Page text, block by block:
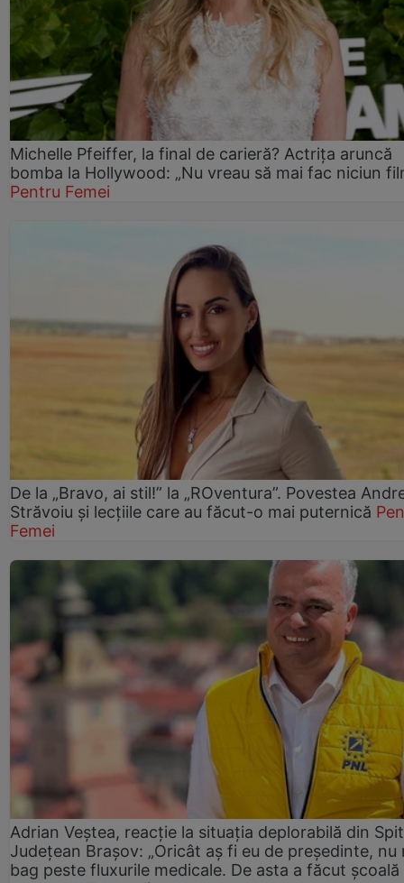
Michelle Pfeiffer, la final de carieră? Actrița aruncă
bomba la Hollywood: „Nu vreau să mai fac niciun
Pentru Femei
De la „Bravo, ai stil!” la „ROventura”. Povestea
Străvoiu și lecțiile care au făcut-o mai puternică
Femei
Adrian Veștea, reacție la situația deplorabilă din
Județean Brașov: „Oricât aș fi eu de președinte, nu
bag peste fluxurile medicale. De asta a făcut școală